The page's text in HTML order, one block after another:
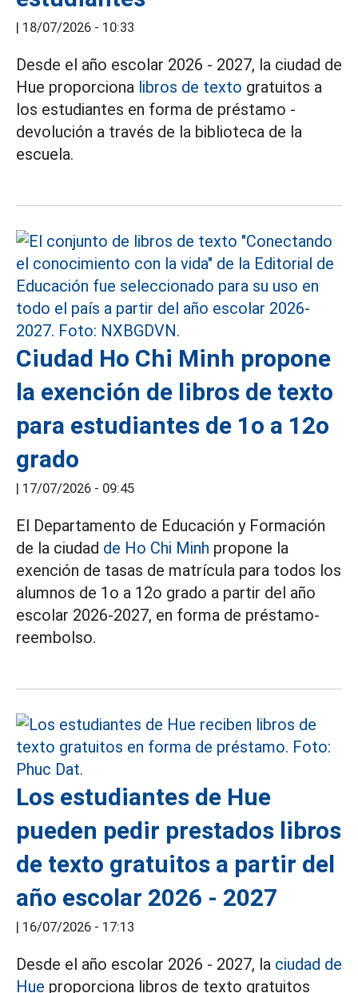
| 18/07/2026 - 10:33
Desde el año escolar 2026 - 2027, la ciudad de
Hue proporciona libros de texto gratuitos a
los estudiantes en forma de préstamo -
devolución a través de la biblioteca de la
escuela.
Ciudad Ho Chi Minh propone
la exención de libros de texto
para estudiantes de 1o a 12o
grado
| 17/07/2026 - 09:45
El Departamento de Educación y Formación
de la ciudad de Ho Chi Minh propone la
exención de tasas de matrícula para todos los
alumnos de 1o a 12o grado a partir del año
escolar 2026-2027, en forma de préstamo-
reembolso.
Los estudiantes de Hue
pueden pedir prestados libros
de texto gratuitos a partir del
año escolar 2026 - 2027
| 16/07/2026 - 17:13
Desde el año escolar 2026 - 2027, la ciudad de
Hue proporciona libros de texto gratuitos